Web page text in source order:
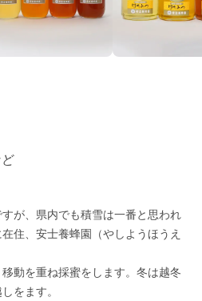
が、県内でも積雪は一番と思われ
住、安士養蜂園（やしようほうえ
動を重ね採蜜をします。冬は越冬
をます。